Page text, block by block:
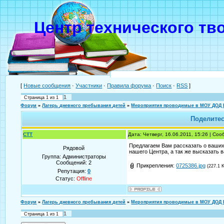
Центр технического
[ Новые сообщения ·Участники ·Правила форума ·Поиск · RSS ]
Страница1 из1 1
Форум » Лагерь дневного пребывания детей » Мероприятия проводимые в МОУ ДОД
CTT Дата: Четверг, 16.06.2011, 15:26 |
Рядовой
Группа: Администраторы
Сообщений:2
Репутация: 0
Статус:Offline
Предлагаем Вам рассказать о
нашего Центра, а так же
Прикрепления:0725386.jpg (227.1
Форум » Лагерь дневного пребывания детей » Мероприятия проводимые в МОУ ДОД
Страница1 из1 1